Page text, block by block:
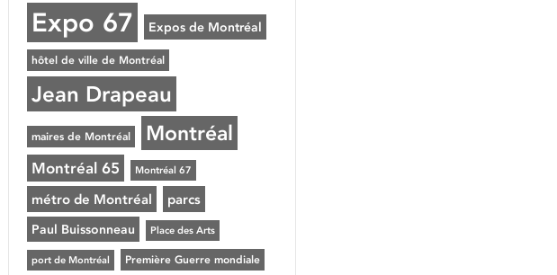
Expo 67 Expos de Montréal
hôtel de ville de Montréal
Jean Drapeau
maires de Montréal Montréal
Montréal 65 Montréal 67
métro de Montréal parcs
Paul Buissonneau Place des Arts
port de Montréal Première Guerre mondiale